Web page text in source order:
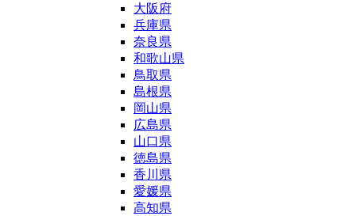
大阪府
兵庫県
奈良県
和歌山県
鳥取県
島根県
岡山県
広島県
山口県
徳島県
香川県
愛媛県
高知県